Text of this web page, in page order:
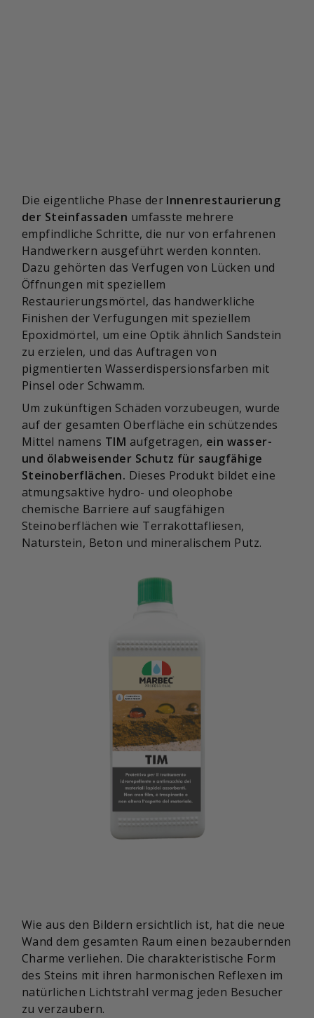
Die eigentliche Phase der Innenrestaurierung
der Steinfassaden umfasste mehrere
empfindliche Schritte, die nur von erfahrenen
Handwerkern ausgeführt werden konnten.
Dazu gehörten das Verfugen von Lücken und
Öffnungen mit speziellem
Restaurierungsmörtel, das handwerkliche
Finishen der Verfugungen mit speziellem
Epoxidmörtel, um eine Optik ähnlich Sandstein
zu erzielen, und das Auftragen von
pigmentierten Wasserdispersionsfarben mit
Pinsel oder Schwamm.
Um zukünftigen Schäden vorzubeugen, wurde
auf der gesamten Oberfläche ein schützendes
Mittel namens TIM aufgetragen, ein wasser-
und ölabweisender Schutz für saugfähige
Steinoberflächen. Dieses Produkt bildet eine
atmungsaktive hydro- und oleophobe
chemische Barriere auf saugfähigen
Steinoberflächen wie Terrakottafliesen,
Naturstein, Beton und mineralischem Putz.
Wie aus den Bildern ersichtlich ist, hat die neue
Wand dem gesamten Raum einen bezaubernden
Charme verliehen. Die charakteristische Form
des Steins mit ihren harmonischen Reflexen im
natürlichen Lichtstrahl vermag jeden Besucher
zu verzaubern.